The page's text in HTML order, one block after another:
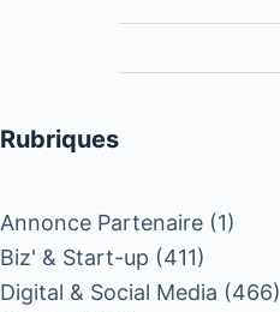
Rubriques
Annonce Partenaire (1)
Biz' & Start-up (411)
Digital & Social Media (466)